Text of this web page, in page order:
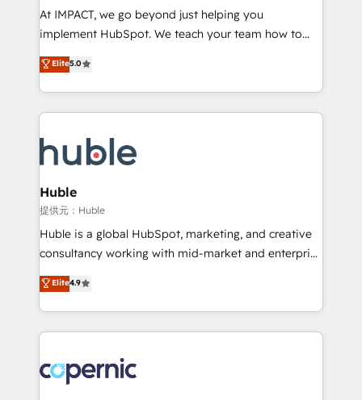
WooCommerce 💲 Stripe or Paypal 💰 Sage or
Netsuite 🤖 Google or Microsoft ✍️ DocuSign or
the rare Advanced "Custom Integrations"
Accreditation, securely sync data across... 🔄 any
new HubSpot portal with Advanced Website and
CRM Migrations using our in-house "HubScrub" Tool.
At IMPACT, we go beyond just helping you
implement HubSpot. We teach your team how to
master it. As the creators of the Endless Customers
System™ (the next evolution of They Ask, You
Answer), we’re the only HubSpot partner built
entirely around coaching and training. That means
skills, processes, and internal team you need to
attract the right buyers, close deals faster, and grow
without outside dependencies. You’ll learn how to: •
Set up, audit, and organize your HubSpot portal •
Get your sales team fully using HubSpot • Track
pipeline and revenue across the entire buyer journey
growth • Create content and videos that attract
buyers • Use AI to scale smarter Our coaching-led
lasts. So if you're ready to become the most trusted
voice in your market, let’s talk.
Elite5.0
Huble
提供元：Huble
Huble is a global HubSpot, marketing, and creative
consultancy working with mid-market and enterprise
businesses. We go beyond implementation, shaping
the strategy, processes, and teams that turn
HubSpot into a genuine growth engine. Named
HubSpot's Global Partner of the Year in 2024,
worldwide, and with over 15 years in the ecosystem,
Huble has built a track record that speaks for itself.
Elite4.9